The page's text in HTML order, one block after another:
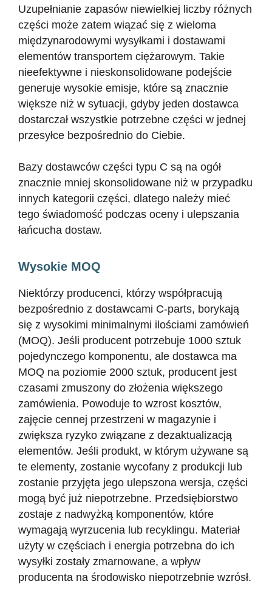
Uzupełnianie zapasów niewielkiej liczby różnych
części może zatem wiązać się z wieloma
międzynarodowymi wysyłkami i dostawami
elementów transportem ciężarowym. Takie
nieefektywne i nieskonsolidowane podejście
generuje wysokie emisje, które są znacznie
większe niż w sytuacji, gdyby jeden dostawca
dostarczał wszystkie potrzebne części w jednej
przesyłce bezpośrednio do Ciebie.
Bazy dostawców części typu C są na ogół
znacznie mniej skonsolidowane niż w przypadku
innych kategorii części, dlatego należy mieć
tego świadomość podczas oceny i ulepszania
łańcucha dostaw.
Wysokie MOQ
Niektórzy producenci, którzy współpracują
bezpośrednio z dostawcami C-parts, borykają
się z wysokimi minimalnymi ilościami zamówień
(MOQ). Jeśli producent potrzebuje 1000 sztuk
pojedynczego komponentu, ale dostawca ma
MOQ na poziomie 2000 sztuk, producent jest
czasami zmuszony do złożenia większego
zamówienia. Powoduje to wzrost kosztów,
zajęcie cennej przestrzeni w magazynie i
zwiększa ryzyko związane z dezaktualizacją
elementów. Jeśli produkt, w którym używane są
te elementy, zostanie wycofany z produkcji lub
zostanie przyjęta jego ulepszona wersja, części
mogą być już niepotrzebne. Przedsiębiorstwo
zostaje z nadwyżką komponentów, które
wymagają wyrzucenia lub recyklingu. Materiał
użyty w częściach i energia potrzebna do ich
wysyłki zostały zmarnowane, a wpływ
producenta na środowisko niepotrzebnie wzrósł.